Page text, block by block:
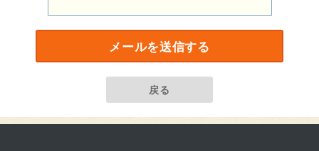
メールを送信する
戻る